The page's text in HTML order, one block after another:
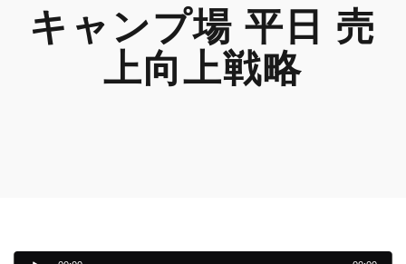
キャンプ場 平日 売
上向上戦略